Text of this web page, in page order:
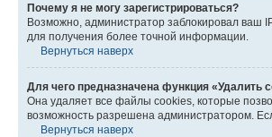
Почему я не могу зарегистрироваться?
Возможно, администратор заблокировал ваш
для получения более точной информации.
Вернуться наверх
Для чего предназначена функция «Удалить
Она удаляет все файлы cookies, которые
возможность разрешена администратором.
Вернуться наверх